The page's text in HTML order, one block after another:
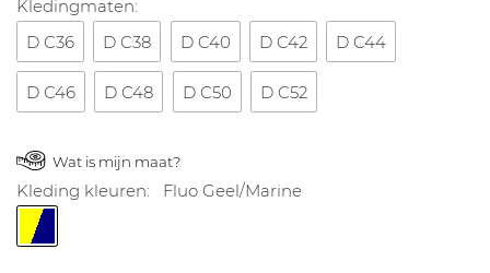
Kledingmaten:
D C36
D C38 D C40 D C42 D C44
D C46 D C48 D C50 D C52
Wat is mijn maat?
Kleding kleuren: Fluo Geel/Marine